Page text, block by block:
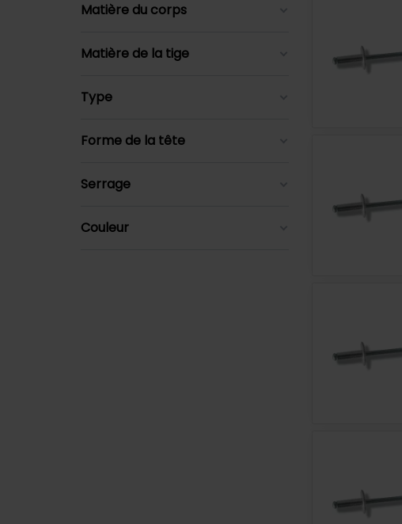
Matière du corps
Matière de la tige
Type
Forme de la tête
Serrage
Couleur